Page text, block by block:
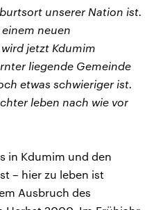
unserer Nation ist.
neuen
jetzt Kdumim
liegende Gemeinde
etwas schwieriger ist.
leben nach wie vor
in Kdumim und den
– hier zu leben ist
Ausbruch des